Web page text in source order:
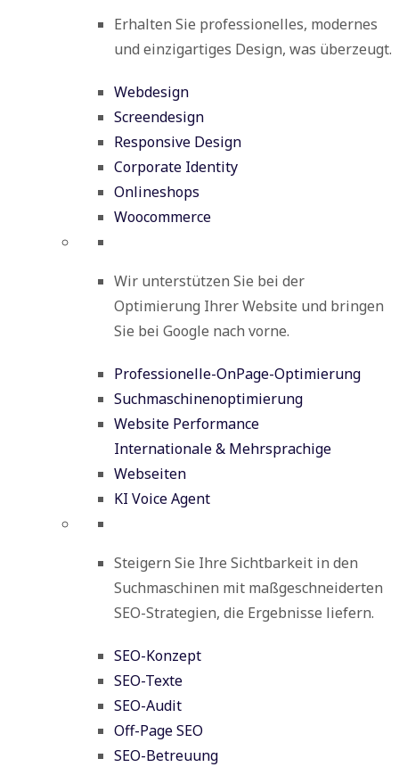
Erhalten Sie professionelles, modernes
und einzigartiges Design, was überzeugt.
Webdesign
Screendesign
Responsive Design
Corporate Identity
Onlineshops
Woocommerce
Wir unterstützen Sie bei der
Optimierung Ihrer Website und bringen
Sie bei Google nach vorne.
Professionelle-OnPage-Optimierung
Suchmaschinenoptimierung
Website Performance
Internationale & Mehrsprachige
Webseiten
KI Voice Agent
Steigern Sie Ihre Sichtbarkeit in den
Suchmaschinen mit maßgeschneiderten
SEO-Strategien, die Ergebnisse liefern.
SEO-Konzept
SEO-Texte
SEO-Audit
Off-Page SEO
SEO-Betreuung